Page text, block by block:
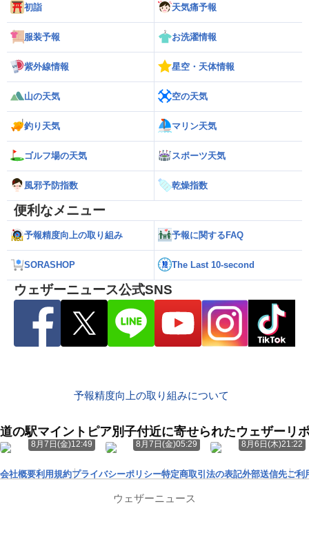
初詣 天気痛予報
服装予報 お洗濯情報
紫外線情報 星空・天体情報
山の天気 空の天気
釣り天気 マリン天気
ゴルフ場の天気 スポーツ天気
風邪予防指数 乾燥指数
便利なメニュー
予報精度向上の取り組み 予報に関するFAQ
SORASHOP The Last 10-second
ウェザーニュース公式SNS
予報精度向上の取り組みについて
道の駅マイントピア別子付近に寄せられたウェザーリ
8月7日(金)12:49 8月7日(金)05:29 8月6日(木)21:22
会社概要利用規約プライバシーポリシー特定商取引法の表記外部送信先ご利
ウェザーニュース